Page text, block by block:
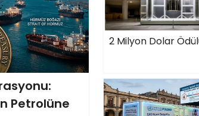
Petrolüne
2 Milyon Dolar